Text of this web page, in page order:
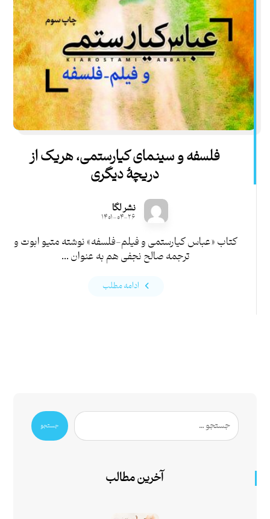
فلسفه و سینمای کیارستمی، هریک از
دریچۀ دیگری
نشر لگا
۱۴۰۱-۰۴-۲۶
کتاب «عباس کیارستمی و فیلم-فلسفه» نوشته متیو ابوت و
ترجمه صالح نجفی هم به عنوان ...
ادامه مطلب
جستجو
آخرین مطالب